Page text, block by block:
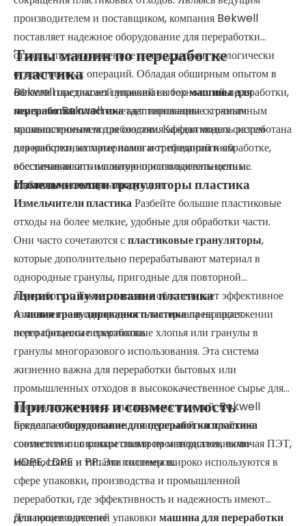
производителем и поставщиком, компания Bekwell
поставляет надежное оборудование для переработки
отходов, предназначенное для поддержки экологически
ответственных операций. Обладая обширным опытом в
области пластиковой упаковки и технологий переработки,
компания Bekwell сочетает инновации с точным
машиностроением для создания эффективных систем
переработки, которые помогают предприятиям
восстанавливать и повторно использовать ценные
пластиковые материалы.
Типы машин по переработке
пластика
Bekwell предлагает широкий выбормашины для
переработки пластикаадаптированные к различным
промышленным потребностям. Каждая модель разработана
для конкретных материалов и требований к обработке,
обеспечивая оптимальную производительность и
стабильное качество продукции.
Измельчители и грануляторы пластика
Измельчители пластикаРазбейте большие пластиковые
отходы на более мелкие, удобные для обработки части.
Они часто сочетаются спластиковые грануляторы,
которые дополнительно перерабатывают материал в
однородные гранулы, пригодные для повторной
переработки. Такое сочетание обеспечивает эффективное
измельчение и однородность материала на протяжении
всего процесса переработки.
Линии гранулирования пластика
Aлиния гранулирования пластикапревращает
переработанные пластиковые хлопья или гранулы в
гранулы многоразового использования. Эта система
жизненно важна для переработки бытовых или
промышленных отходов в высококачественное сырье для
производства новых пластиковых изделий. Bekwell
предлагает варианты индивидуальной настройки в
соответствии с конкретными производственными
мощностями и типами полимеров.
Приложения и совместимость
Беквеллаоборудование для переработки пластика
совместим с широким спектром материалов, включая ПЭТ,
HDPE, LDPE и PP. Эти системы широко используются в
сфере упаковки, производства и промышленной
переработки, где эффективность и надежность имеют
решающее значение.
Для производителей упаковки машина для переработки